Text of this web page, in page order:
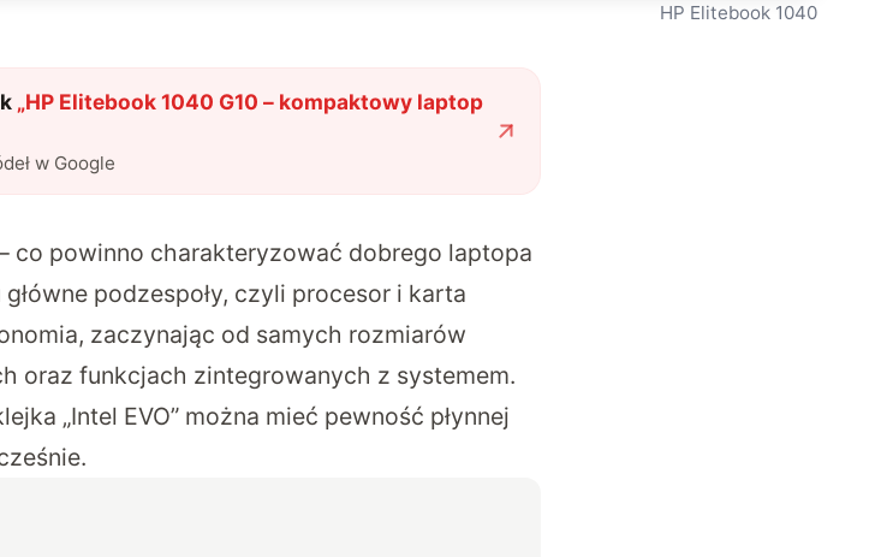
HP Elitebook 1040
„HP Elitebook 1040 G10 – kompaktowy laptop
w Google
co powinno charakteryzować dobrego laptopa
podzespoły, czyli procesor i karta
zaczynając od samych rozmiarów
oraz funkcjach zintegrowanych z systemem.
„Intel EVO” można mieć pewność płynnej